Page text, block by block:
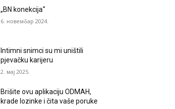
„BN konekcija“
6. новембар 2024.
Intimni snimci su mi uništili
pjevačku karijeru
2. мај 2025.
Brišite ovu aplikaciju ODMAH,
krade lozinke i čita vaše poruke